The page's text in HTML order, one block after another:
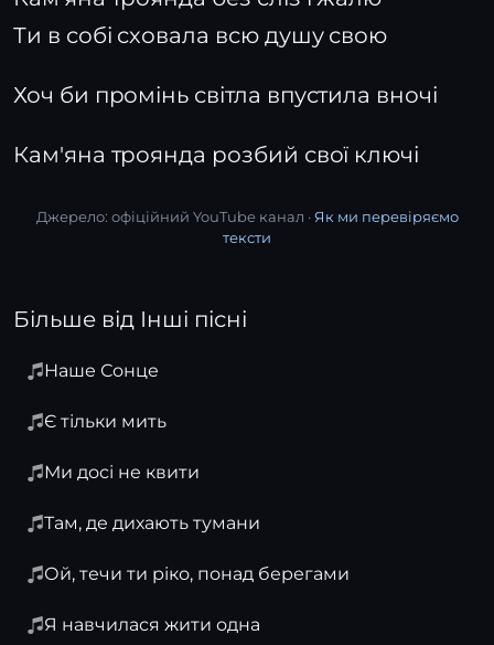
Ти в собі сховала всю душу свою
Хоч би промінь світла впустила вночі
Кам'яна троянда розбий свої ключі
Джерело: офіційний YouTube канал · Як ми перевіряємо
тексти
Більше від Інші пісні
Наше Сонце
Є тільки мить
Ми досі не квити
Там, де дихають тумани
Ой, течи ти ріко, понад берегами
Я навчилася жити одна